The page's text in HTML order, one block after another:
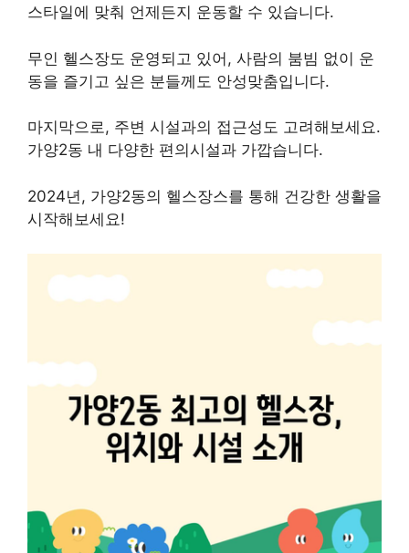
스타일에 맞춰 언제든지 운동할 수 있습니다.
무인 헬스장도 운영되고 있어, 사람의 붐빔 없이 운
동을 즐기고 싶은 분들께도 안성맞춤입니다.
마지막으로, 주변 시설과의 접근성도 고려해보세요.
가양2동 내 다양한 편의시설과 가깝습니다.
2024년, 가양2동의 헬스장스를 통해 건강한 생활을
시작해보세요!